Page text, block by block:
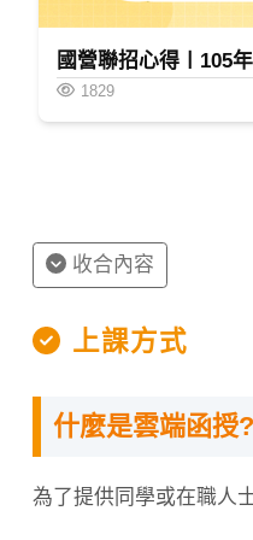
國營聯招心得〡105
1829
收合內容
上課方式
什麼是雲端函授?
為了提供同學或在職人